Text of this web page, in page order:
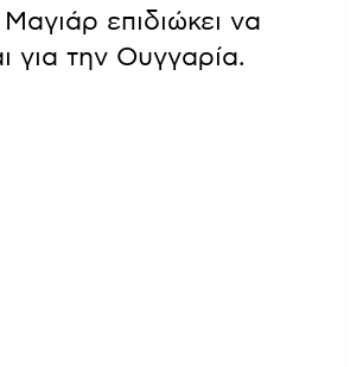
επιδιώκει να
για την Ουγγαρία.